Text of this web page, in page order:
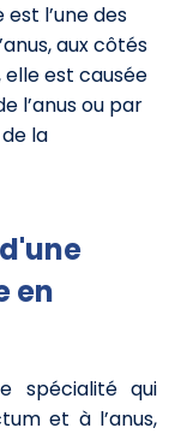
l’une des
aux côtés
est causée
l’anus ou par
la
en
spécialité qui
et à l’anus,